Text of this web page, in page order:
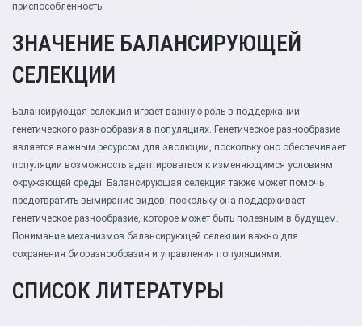
приспособленность.
ЗНАЧЕНИЕ БАЛАНСИРУЮЩЕЙ
СЕЛЕКЦИИ
Балансирующая селекция играет важную роль в поддержании
генетического разнообразия в популяциях. Генетическое разнообразие
является важным ресурсом для эволюции, поскольку оно обеспечивает
популяции возможность адаптироваться к изменяющимся условиям
окружающей среды. Балансирующая селекция также может помочь
предотвратить вымирание видов, поскольку она поддерживает
генетическое разнообразие, которое может быть полезным в будущем.
Понимание механизмов балансирующей селекции важно для
сохранения биоразнообразия и управления популяциями.
СПИСОК ЛИТЕРАТУРЫ